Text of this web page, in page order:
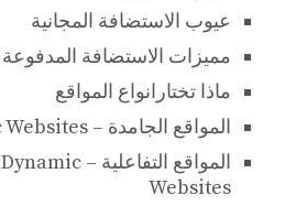
عيوب الاستضافة المجانية
مميزات الاستضافة المدفوعة
ماذا تختارانواع المواقع
المواقع الجامدة – Static Websites
المواقع التفاعلية – Dynamic
Websites